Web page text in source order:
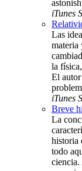
iTunes
Las
materia
la
El
iTunes
Breve
La
historia
todo
ciencia.